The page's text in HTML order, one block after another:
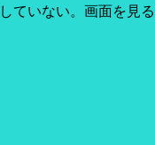
いない。画面を見